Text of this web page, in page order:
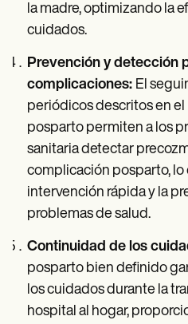
la madre, optimizando la
cuidados.
Prevención y detección
complicaciones: El
periódicos descritos en
posparto permiten a los
sanitaria detectar
complicación posparto,
intervención rápida y la
problemas de salud.
Continuidad de los
posparto bien definido
los cuidados durante la
hospital al hogar,